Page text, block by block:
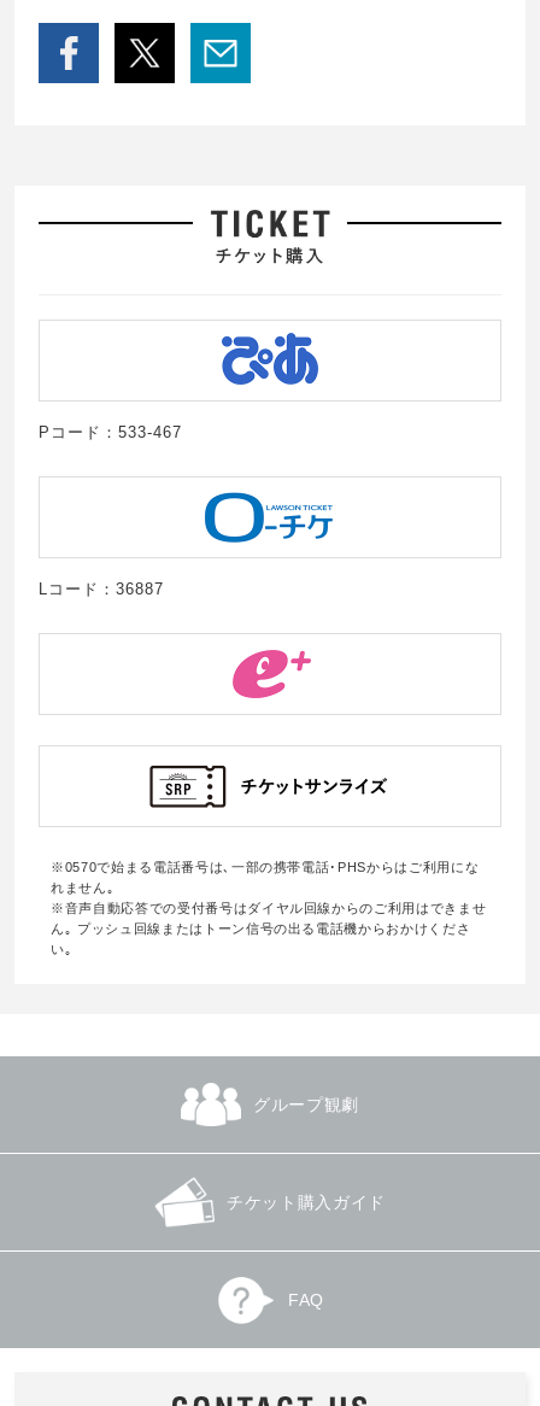
Pコード：533-467
Lコード：36887
※0570で始まる電話番号は､一部の携帯電話･PHSからはご利用にな
れません｡
※音声自動応答での受付番号はダイヤル回線からのご利用はできませ
ん｡ プッシュ回線またはトーン信号の出る電話機からおかけくださ
い｡
グループ観劇
チケット購入ガイド
FAQ